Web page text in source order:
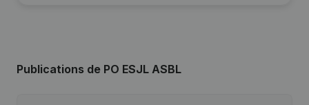
Publications de PO ESJL ASBL